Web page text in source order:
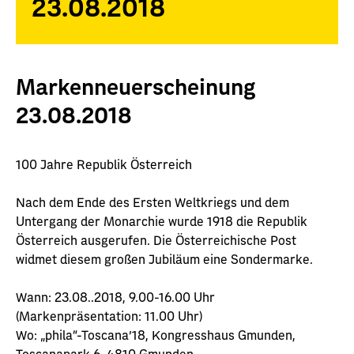
23.08.2018
Markenneuerscheinung
23.08.2018
100 Jahre Republik Österreich
Nach dem Ende des Ersten Weltkriegs und dem
Untergang der Monarchie wurde 1918 die Republik
Österreich ausgerufen. Die Österreichische Post
widmet diesem großen Jubiläum eine Sondermarke.
Wann: 23.08..2018, 9.00-16.00 Uhr
(Markenpräsentation: 11.00 Uhr)
Wo: „phila“-Toscana’18, Kongresshaus Gmunden,